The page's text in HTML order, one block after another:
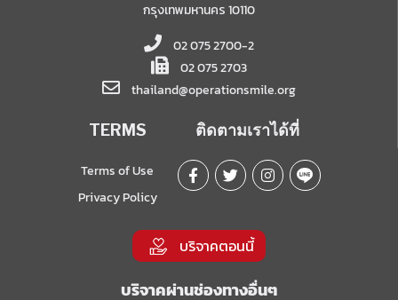
กรุงเทพมหานคร 10110
02 075 2700-2
02 075 2703
thailand@operationsmile.org
TERMS
Terms of Use
Privacy Policy
ติดตามเราได้ที่
บริจาคตอนนี้
บริจาคผ่านช่องทางอื่นๆ